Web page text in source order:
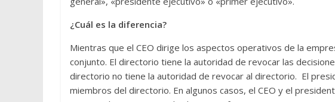
¿Cuál es la diferencia?
Mientras que el CEO dirige los aspectos operativos de la
conjunto. El directorio tiene la autoridad de revocar las
directorio no tiene la autoridad de revocar al directorio. El
miembros del directorio. En algunos casos, el CEO y el